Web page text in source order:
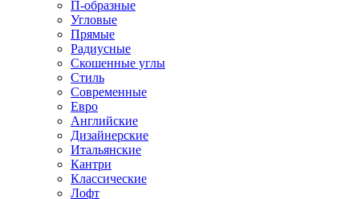
П-образные
Угловые
Прямые
Радиусные
Скошенные углы
Стиль
Современные
Евро
Английские
Дизайнерские
Итальянские
Кантри
Классические
Лофт